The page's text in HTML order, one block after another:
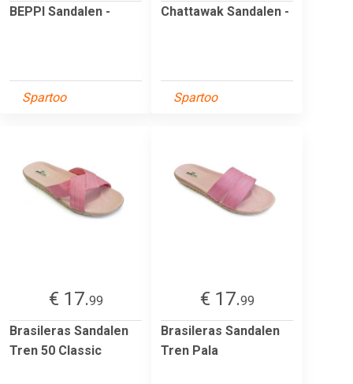
BEPPI Sandalen -
Spartoo
Chattawak Sandalen -
Spartoo
€ 17.99
Brasileras Sandalen
Tren 50 Classic
€ 17.99
Brasileras Sandalen
Tren Pala